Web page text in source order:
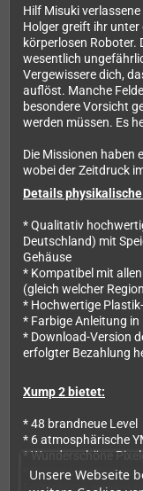
Unsere Webseite
Hilf Misuki
Holger greift ihr unter
körperlosen
wesentlich
Vergewissere dich,
auflöst. Manche
besondere Vorsicht
werden müssen. Es
Die Missionen haben
wobei der Zeitdruck
Details
* Qualitativ
Deutschland) mit
Gehäuse
* Kompatibel mit
(gleich welcher
* Hochwertige
* Farbige Anleitung
* Download-Version
erfolgter Bezahlung
Xump 2 bietet:
* 48 brandneue Level
* 6 atmosphärische
* Wunderschöne
* Eingebaute